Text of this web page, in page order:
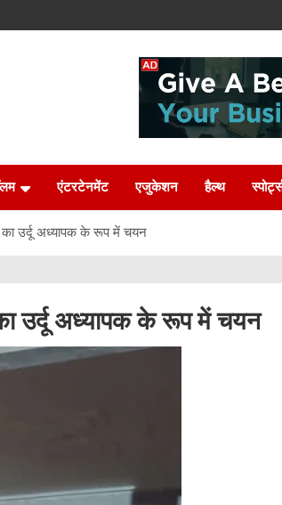
एंटरटेनमेंट एजुकेशन हैल्थ
उर्दू अध्यापक के रूप में चयन
उर्दू अध्यापक के रूप में चयन